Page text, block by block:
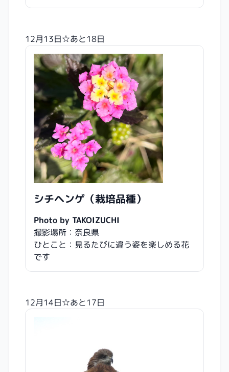
12月13日☆あと18日
シチヘンゲ（栽培品種）
Photo by TAKOIZUCHI
撮影場所：奈良県
ひとこと：見るたびに違う姿を楽しめる花
です
12月14日☆あと17日